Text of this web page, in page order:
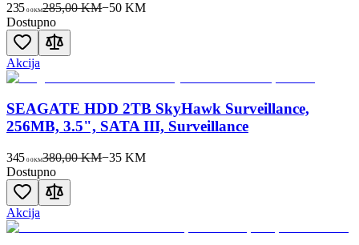
235 00KM285,00 KM−50 KM
Dostupno
Akcija
SEAGATE HDD 2TB SkyHawk Surveillance,
256MB, 3.5", SATA III, Surveillance
345 00KM380,00 KM−35 KM
Dostupno
Akcija